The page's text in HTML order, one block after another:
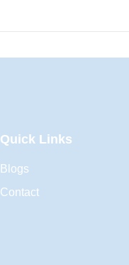
Quick Links
Blogs
Contact